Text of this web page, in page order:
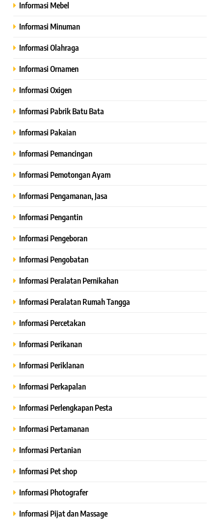
Informasi Mebel
Informasi Minuman
Informasi Olahraga
Informasi Ornamen
Informasi Oxigen
Informasi Pabrik Batu Bata
Informasi Pakaian
Informasi Pemancingan
Informasi Pemotongan Ayam
Informasi Pengamanan, Jasa
Informasi Pengantin
Informasi Pengeboran
Informasi Pengobatan
Informasi Peralatan Pernikahan
Informasi Peralatan Rumah Tangga
Informasi Percetakan
Informasi Perikanan
Informasi Periklanan
Informasi Perkapalan
Informasi Perlengkapan Pesta
Informasi Pertamanan
Informasi Pertanian
Informasi Pet shop
Informasi Photografer
Informasi Pijat dan Massage